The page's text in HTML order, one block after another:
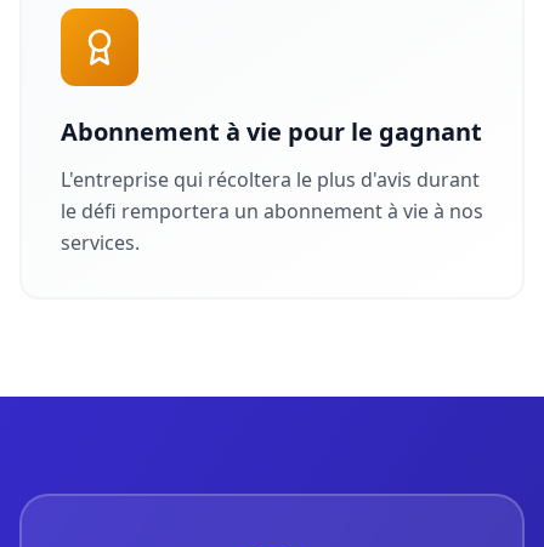
Abonnement à vie pour le gagnant
L'entreprise qui récoltera le plus d'avis durant
le défi remportera un abonnement à vie à nos
services.